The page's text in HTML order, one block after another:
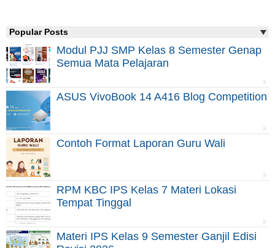
Popular Posts
Modul PJJ SMP Kelas 8 Semester Genap
Semua Mata Pelajaran
ASUS VivoBook 14 A416 Blog Competition
Contoh Format Laporan Guru Wali
RPM KBC IPS Kelas 7 Materi Lokasi
Tempat Tinggal
Materi IPS Kelas 9 Semester Ganjil Edisi